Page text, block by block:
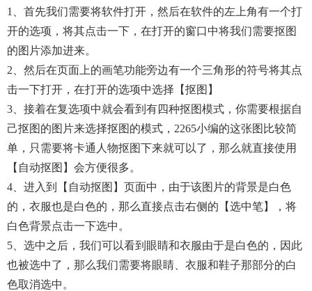
1、首先我们需要将软件打开，然后在软件的左上角有一个打
开的选项，将其点击一下，在打开的窗口中将我们需要抠图
的图片添加进来。
2、然后在页面上的画笔功能旁边有一个三角形的符号将其点
击一下打开，在打开的选项中选择【抠图】
3、接着在复选项中就会看到有四种抠图模式，你需要根据自
己抠图的图片来选择抠图的模式，2265小编的这张图比较简
单，只需要将卡通人物抠图下来就可以了，那么就直接使用
【自动抠图】会方便很多。
4、进入到【自动抠图】页面中，由于该图片的背景是白色
的，衣服也是白色的，那么直接点击右侧的【选中笔】，将
白色背景点击一下选中。
5、选中之后，我们可以看到眼睛和衣服由于是白色的，因此
也被选中了，那么我们需要将眼睛、衣服和鞋子那部分的白
色取消选中。